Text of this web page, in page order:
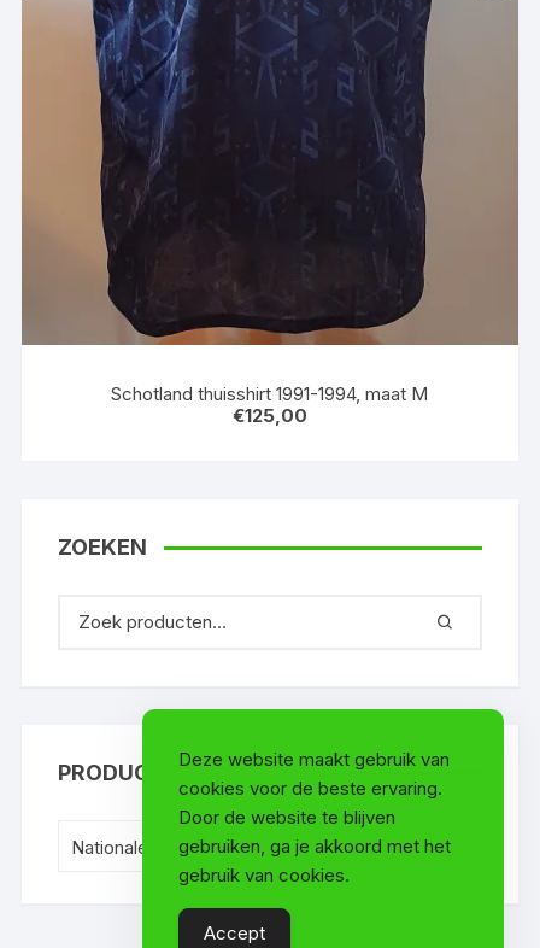
Schotland thuisshirt 1991-1994, maat M
€125,00
ZOEKEN
PRODUCTCATEGORIEËN
×
Nationale elftallen (112)
Deze website maakt gebruik van
cookies voor de beste ervaring.
Door de website te blijven
gebruiken, ga je akkoord met het
gebruik van cookies.
Accept